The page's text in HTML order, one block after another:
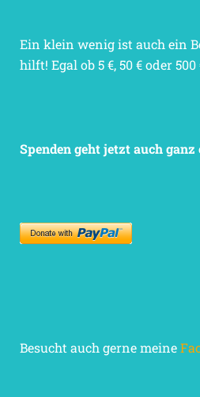
Ein klein wenig ist auch ein
hilft! Egal ob 5 €, 50 € oder 500
Spenden geht jetzt auch
Besucht auch gerne meine